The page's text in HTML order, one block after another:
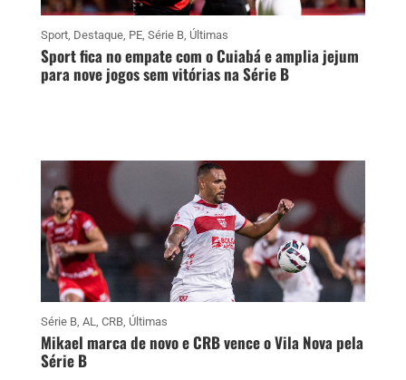
Sport, Destaque, PE, Série B, Últimas
Sport fica no empate com o Cuiabá e amplia jejum
para nove jogos sem vitórias na Série B
Série B, AL, CRB, Últimas
Mikael marca de novo e CRB vence o Vila Nova pela
Série B